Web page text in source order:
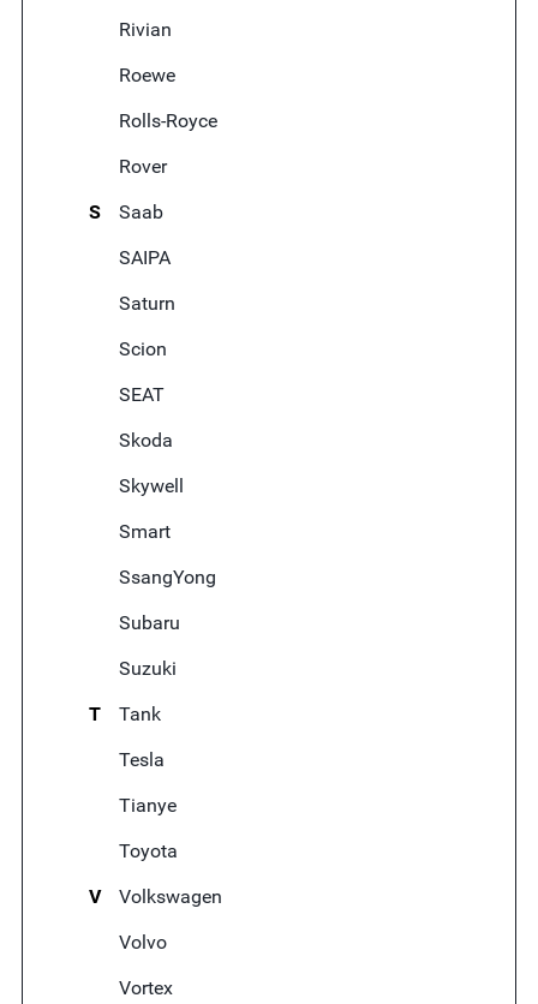
Rivian
Roewe
Rolls-Royce
Rover
S
Saab
SAIPA
Saturn
Scion
SEAT
Skoda
Skywell
Smart
SsangYong
Subaru
Suzuki
T
Tank
Tesla
Tianye
Toyota
V
Volkswagen
Volvo
Vortex